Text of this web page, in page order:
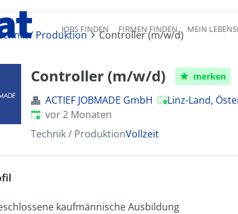
JOBS FINDEN FIRMEN FINDEN MEIN
/ Produktion Controller (m/w/d)
Controller (m/w/d) merken
ACTIEF JOBMADE GmbH
Linz-Land,
Veröffentlicht:
vor 2 Monaten
Technik / ProduktionVollzeit
kaufmännische Ausbildung